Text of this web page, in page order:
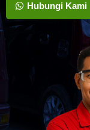
Hubungi Kami